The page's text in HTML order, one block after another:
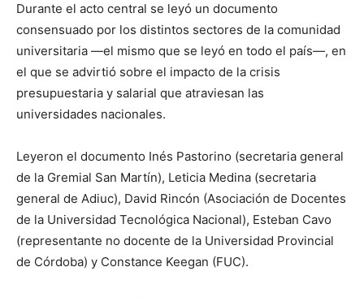
Durante el acto central se leyó un documento
consensuado por los distintos sectores de la comunidad
universitaria —el mismo que se leyó en todo el país—, en
el que se advirtió sobre el impacto de la crisis
presupuestaria y salarial que atraviesan las
universidades nacionales.
Leyeron el documento Inés Pastorino (secretaria general
de la Gremial San Martín), Leticia Medina (secretaria
general de Adiuc), David Rincón (Asociación de Docentes
de la Universidad Tecnológica Nacional), Esteban Cavo
(representante no docente de la Universidad Provincial
de Córdoba) y Constance Keegan (FUC).